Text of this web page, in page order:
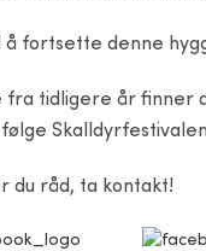
å fortsette denne
fra tidligere år finner
følge
du råd, ta kontakt!